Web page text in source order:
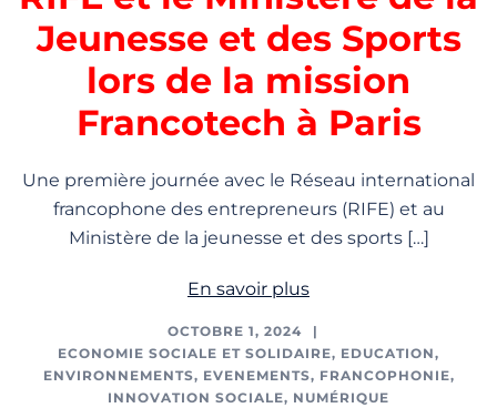
Jeunesse et des Sports
lors de la mission
Francotech à Paris
Une première journée avec le Réseau international
francophone des entrepreneurs (RIFE) et au
Ministère de la jeunesse et des sports […]
En savoir plus
OCTOBRE 1, 2024
ECONOMIE SOCIALE ET SOLIDAIRE, EDUCATION,
ENVIRONNEMENTS, EVENEMENTS, FRANCOPHONIE,
INNOVATION SOCIALE, NUMÉRIQUE